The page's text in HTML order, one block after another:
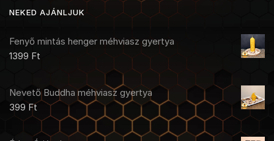
NEKED AJÁNLJUK
Fenyő mintás henger méhviasz gyertya
1399 Ft
Nevető Buddha méhviasz gyertya
399 Ft